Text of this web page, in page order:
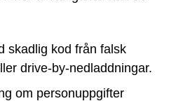
skadlig kod från falsk
drive-by-nedladdningar.
om personuppgifter